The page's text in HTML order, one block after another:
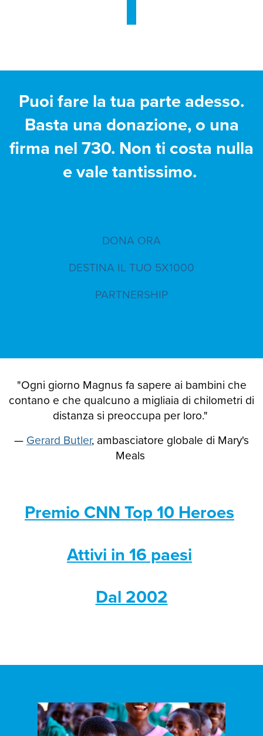
Puoi fare la tua parte adesso.
Basta una donazione, o una
firma nel 730. Non ti costa nulla
e vale tantissimo.
DONA ORA
DESTINA IL TUO 5X1000
PARTNERSHIP
"Ogni giorno Magnus fa sapere ai bambini che
contano e che qualcuno a migliaia di chilometri di
distanza si preoccupa per loro."
— Gerard Butler, ambasciatore globale di Mary's
Meals
Premio CNN Top 10 Heroes
Attivi in 16 paesi
Dal 2002